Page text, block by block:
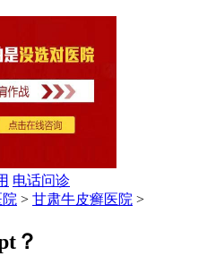
电话问诊
> 甘肃牛皮癣医院 >
？